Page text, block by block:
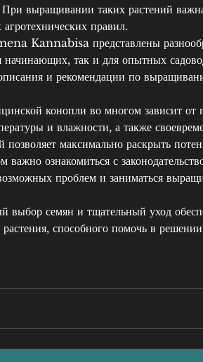
выращивании таких растений
правил.
Kannabisa представлены
начинающих, так и для опытных
и рекомендации по
конопли во многом зависит от
и влажности, а также
максимально раскрыть
важно ознакомиться с
проблем и заниматься
выбор семян и тщательный уход
растения, способного помочь в